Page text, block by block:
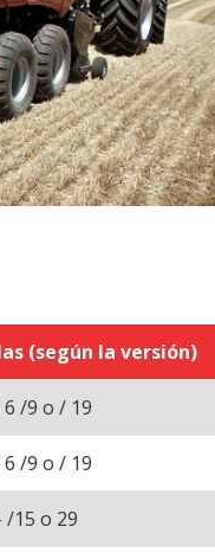
(según la versión)
6 /9 o / 19
6 /9 o / 19
/15 o 29